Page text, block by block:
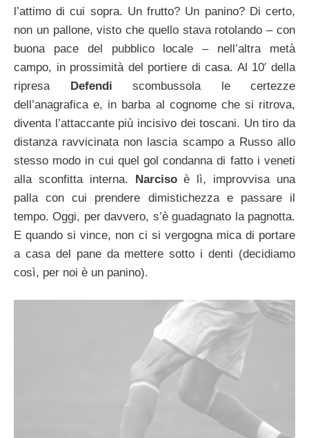
l’attimo di cui sopra. Un frutto? Un panino? Di certo,
non un pallone, visto che quello stava rotolando – con
buona pace del pubblico locale – nell’altra metà
campo, in prossimità del portiere di casa. Al 10′ della
ripresa Defendi scombussola le certezze
dell’anagrafica e, in barba al cognome che si ritrova,
diventa l’attaccante più incisivo dei toscani. Un tiro da
distanza ravvicinata non lascia scampo a Russo allo
stesso modo in cui quel gol condanna di fatto i veneti
alla sconfitta interna. Narcisoè lì, improvvisa una
palla con cui prendere dimistichezza e passare il
tempo. Oggi, per davvero, s’è guadagnato la pagnotta.
E quando si vince, non ci si vergogna mica di portare
a casa del pane da mettere sotto i denti (decidiamo
così, per noi è un panino).